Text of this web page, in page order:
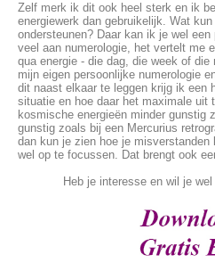
Zelf merk ik dit ook heel sterk en ik
energiewerk dan gebruikelijk. Wat
ondersteunen? Daar kan ik je wel
veel aan numerologie, het vertelt me
qua energie - die dag, die week of
mijn eigen persoonlijke numerologie
dit naast elkaar te leggen krijg ik een
situatie en hoe daar het maximale uit
kosmische energieën minder gunstig
gunstig zoals bij een Mercurius
dan kun je zien hoe je
wel op te focussen. Dat brengt ook
Heb je interesse en wil je